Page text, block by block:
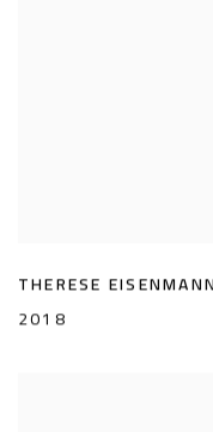
THERESE
2018